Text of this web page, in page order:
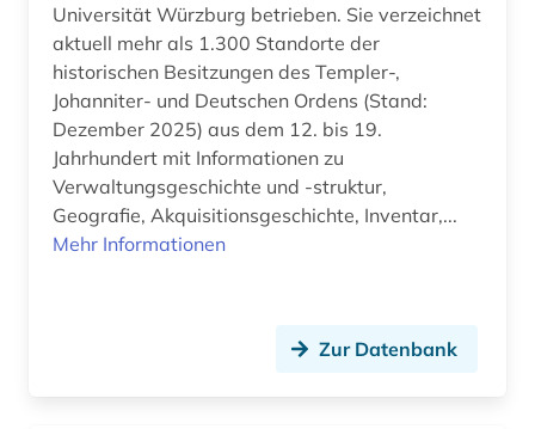
Universität Würzburg betrieben. Sie verzeichnet
aktuell mehr als 1.300 Standorte der
historischen Besitzungen des Templer-,
Johanniter- und Deutschen Ordens (Stand:
Dezember 2025) aus dem 12. bis 19.
Jahrhundert mit Informationen zu
Verwaltungsgeschichte und -struktur,
Geografie, Akquisitionsgeschichte, Inventar,...
Mehr Informationen
Zur Datenbank